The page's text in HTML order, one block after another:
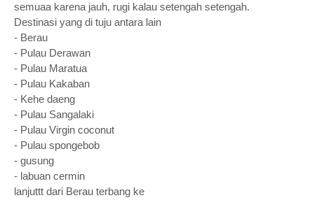
semuaa karena jauh, rugi kalau setengah setengah.
Destinasi yang di tuju antara lain
- Berau
- Pulau Derawan
- Pulau Maratua
- Pulau Kakaban
- Kehe daeng
- Pulau Sangalaki
- Pulau Virgin coconut
- Pulau spongebob
- gusung
- labuan cermin
lanjuttt dari Berau terbang ke